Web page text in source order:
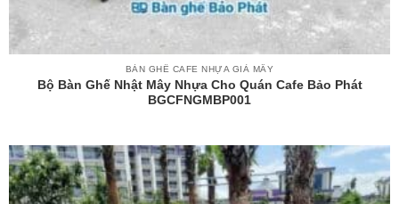
BÀN GHẾ CAFE NHỰA GIẢ MÂY
Bộ Bàn Ghế Nhật Mây Nhựa Cho Quán Cafe Bảo Phát
BGCFNGMBP001